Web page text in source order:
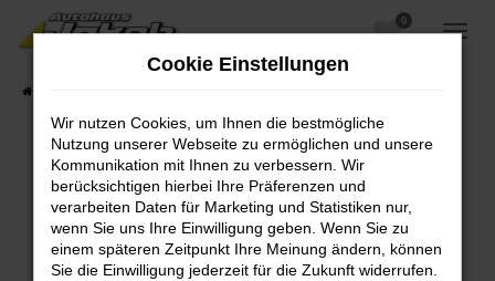
Zum
Hauptinhalt
0
Fehler: Network Error
Beim Laden ist ein Fehler aufgetreten.
Hier sind ein paar Tipps, die dir helfen können:
Cookie Einstellungen
Wir nutzen Cookies, um Ihnen die bestmögliche
Nutzung unserer Webseite zu ermöglichen und unsere
Kommunikation mit Ihnen zu verbessern. Wir
berücksichtigen hierbei Ihre Präferenzen und
verarbeiten Daten für Marketing und Statistiken nur,
wenn Sie uns Ihre Einwilligung geben. Wenn Sie zu
einem späteren Zeitpunkt Ihre Meinung ändern, können
Sie die Einwilligung jederzeit für die Zukunft widerrufen.